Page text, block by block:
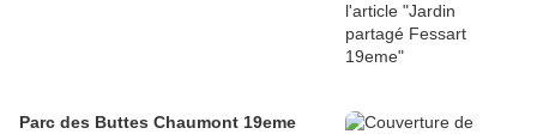
Parc des Buttes Chaumont 19eme